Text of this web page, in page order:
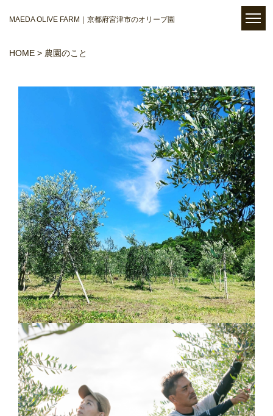
MAEDA OLIVE FARM｜京都府宮津市のオリーブ園
HOME > 農園のこと